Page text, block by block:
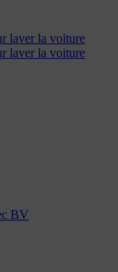
laver la voiture
laver la voiture
BV